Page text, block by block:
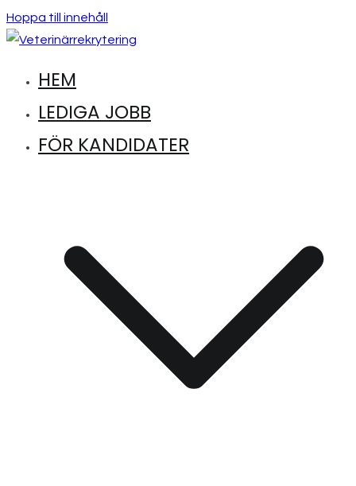
Hoppa till innehåll
Veterinärrekrytering
Hitta lediga jobb inom djursjukvård
HEM
LEDIGA JOBB
FÖR KANDIDATER